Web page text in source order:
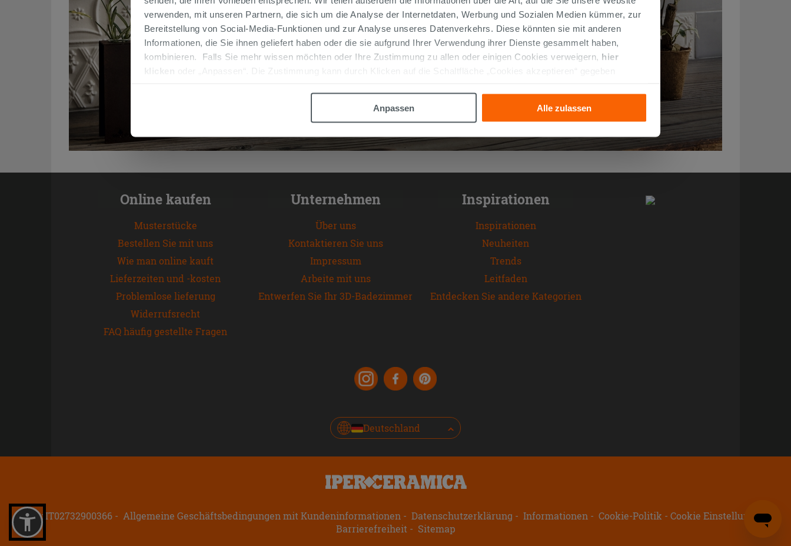
verwenden, mit unseren Partnern, die sich um die Analyse der Internetdaten, Werbung und Sozialen Medien kümmer, zur
Bereitstellung von Social-Media-Funktionen und zur Analyse unseres Datenverkehrs. Diese könnten sie mit anderen
Informationen, die Sie ihnen geliefert haben oder die sie aufgrund Ihrer Verwendung ihrer Dienste gesammelt haben,
kombinieren. Falls Sie mehr wissen möchten oder Ihre Zustimmung zu allen oder einigen Cookies verweigern, hier
klicken
oder „Anpassen“. Die Zustimmung kann durch Klicken auf die Schaltfläche „Cookies akzeptieren“ gegeben
Anpassen
Alle zulassen
Online kaufen
Musterstücke
Bestellen Sie mit uns
Wie man online kauft
Lieferzeiten und -kosten
Problemlose lieferung
Widerrufsrecht
FAQ häufig gestellte Fragen
Unternehmen
Über uns
Kontaktieren Sie uns
Impressum
Arbeite mit uns
Entwerfen Sie Ihr 3D-Badezimmer
Inspirationen
Inspirationen
Neuheiten
Trends
Leitfaden
Entdecken Sie andere Kategorien
Deutschland
P.IVA: IT02732900366 Allgemeine Geschäftsbedingungen mit Kundeninformationen Datenschutzerklärung Informationen Cookie-Politik
Cookie Einstellungen
Barrierefreiheit
Sitemap